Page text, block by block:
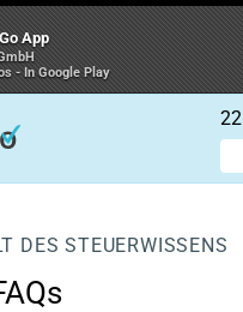
App
- In Google Play
22
DES STEUERWISSENS